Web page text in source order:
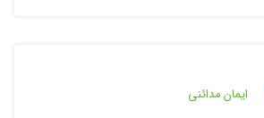
ایمان مدائنی